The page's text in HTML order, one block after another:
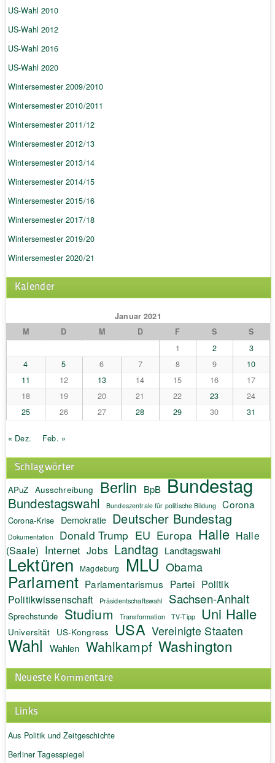
US-Wahl 2010
US-Wahl 2012
US-Wahl 2016
US-Wahl 2020
Wintersemester 2009/2010
Wintersemester 2010/2011
Wintersemester 2011/12
Wintersemester 2012/13
Wintersemester 2013/14
Wintersemester 2014/15
Wintersemester 2015/16
Wintersemester 2017/18
Wintersemester 2019/20
Wintersemester 2020/21
Kalender
Januar 2021
M
D M D F S
S
1
2
3
4
5 6 7 8 9
10
11
12 13 14 15 16
17
18
19 20 21 22 23
24
25
26 27 28 29 30 31
« Dez. Feb. »
Schlagwörter
APuZ Ausschreibung Berlin BpB Bundestag
Bundestagswahl Bundeszentrale für politische Bildung Corona
Corona-Krise Demokratie Deutscher Bundestag
Dokumentation Donald Trump EU Europa Halle Halle
(Saale) Internet Jobs Landtag Landtagswahl
Lektüren Magdeburg MLU Obama
Parlament Parlamentarismus Partei Politik
Politikwissenschaft Präsidentschaftswahl Sachsen-Anhalt
Sprechstunde Studium Transformation TV-Tipp Uni Halle
Universität US-Kongress USA Vereinigte Staaten
Wahl Wahlen Wahlkampf Washington
Neueste Kommentare
Links
Aus Politik und Zeitgeschichte
Berliner Tagesspiegel